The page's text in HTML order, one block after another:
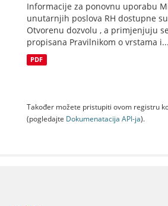
Informacije za ponovnu uporabu
unutarnjih poslova RH dostupne
Otvorenu dozvolu , a primjenjuju
propisana Pravilnikom o vrstama i...
PDF
Također možete pristupiti ovom registru
(pogledajte Dokumenаtаcijа API-jа).